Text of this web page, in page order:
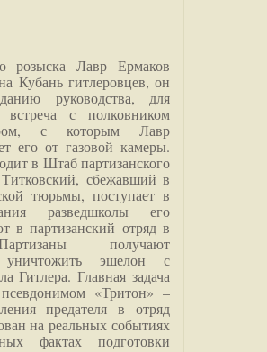
розыска Лавр Ермаков
Кубань гитлеровцев, он
руководства, для
с полковником
с которым Лавр
его от газовой камеры.
в Штаб партизанского
сбежавший в
тюрьмы, поступает в
разведшколы его
в партизанский отряд в
получают
уничтожить эшелон с
Гитлера. Главная задача
«Тритон» –
предателя в отряд
на реальных событиях
фактах подготовки